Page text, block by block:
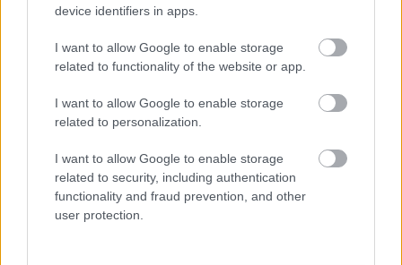
device identifiers in apps.
I want to allow Google to enable storage
related to functionality of the website or app.
I want to allow Google to enable storage
related to personalization.
I want to allow Google to enable storage
related to security, including authentication
functionality and fraud prevention, and other
user protection.